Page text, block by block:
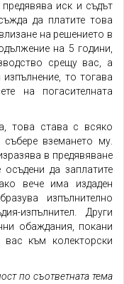
иск и съдът
да платите това
на решението в
на 5 години,
срещу вас, а
то тогава
на погасителната
това става с всяко
вземането му.
в предявяване
да заплатите
вече има издаден
изпълнително
изпълнител. Други
обаждания, покани
към колекторски
по съответната тема